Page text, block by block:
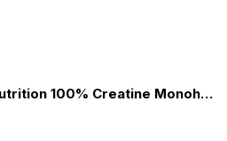
Scitec Nutrition 100% Creatine Monohydrate 500g